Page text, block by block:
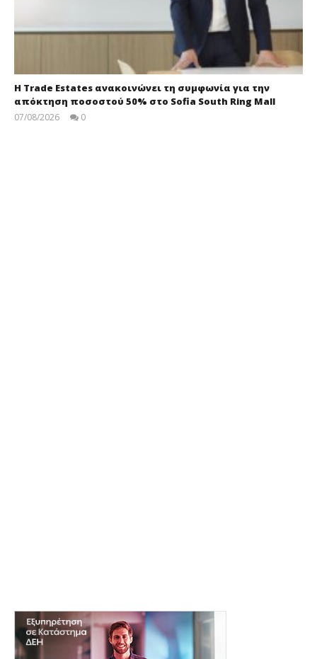
Η Trade Estates ανακοινώνει τη συμφωνία για την
απόκτηση ποσοστού 50% στο Sofia South Ring Mall
07/08/2026 0